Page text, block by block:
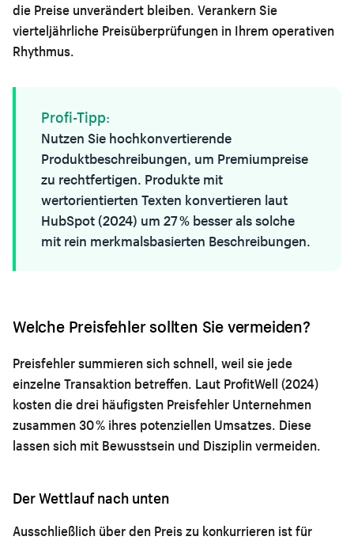
die Preise unverändert bleiben. Verankern Sie
vierteljährliche Preisüberprüfungen in Ihrem operativen
Rhythmus.
Profi-Tipp:
Nutzen Sie hochkonvertierende
Produktbeschreibungen, um Premiumpreise
zu rechtfertigen. Produkte mit
wertorientierten Texten konvertieren laut
HubSpot (2024) um 27 % besser als solche
mit rein merkmalsbasierten Beschreibungen.
Welche Preisfehler sollten Sie vermeiden?
Preisfehler summieren sich schnell, weil sie jede
einzelne Transaktion betreffen. Laut ProfitWell (2024)
kosten die drei häufigsten Preisfehler Unternehmen
zusammen 30 % ihres potenziellen Umsatzes. Diese
lassen sich mit Bewusstsein und Disziplin vermeiden.
Der Wettlauf nach unten
Ausschließlich über den Preis zu konkurrieren ist für